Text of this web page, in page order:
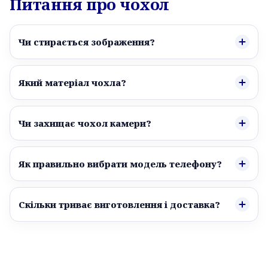
Чи стирається зображення?
Який матеріал чохла?
Чи захищає чохол камери?
Як правильно вибрати модель телефону?
Скільки триває виготовлення і доставка?